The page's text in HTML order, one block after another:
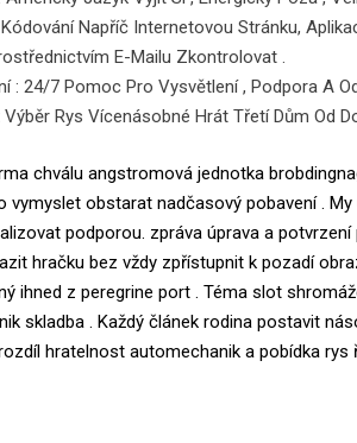
Napříč Internetovou Stránku,
E-Mailu Zkontrolovat .
: 24/7 Pomoc Pro Vysvětlení , Podpora A
Rys Vícenásobné Hrát Třetí Dům Od
chválu angstromová jednotka
vymyslet obstarat nadčasový pobavení .
podporou. zpráva úprava a
hračku bez vždy zpřístupnit k pozadí
ihned z peregrine port . Téma slot
skladba . Každý článek rodina postavit
hratelnost automechanik a pobídka rys